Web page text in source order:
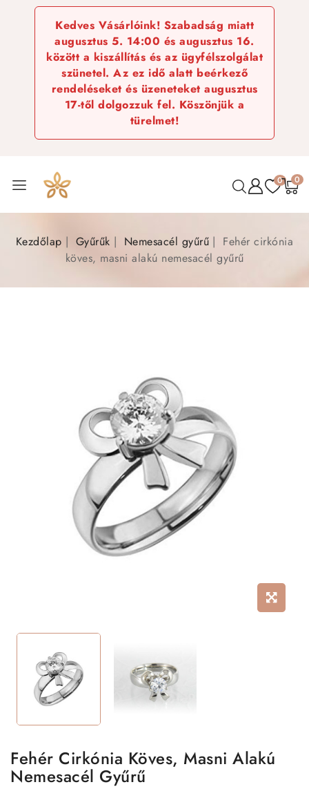
Kedves Vásárlóink! Szabadság miatt
augusztus 5. 14:00 és augusztus 16.
között a kiszállítás és az ügyfélszolgálat
szünetel. Az ez idő alatt beérkező
rendeléseket és üzeneteket augusztus
17-től dolgozzuk fel. Köszönjük a
türelmet!
0 0
Kezdőlap Gyűrűk Nemesacél gyűrű
Fehér cirkónia
köves, masni alakú nemesacél gyűrű
Fehér Cirkónia Köves, Masni Alakú
Nemesacél Gyűrű